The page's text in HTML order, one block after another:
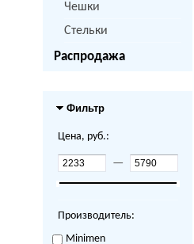
Чешки
Стельки
Распродажа
Фильтр
Цена, руб.:
—
Производитель:
Minimen